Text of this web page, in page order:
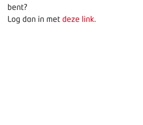
bent?
Log dan in met deze link.